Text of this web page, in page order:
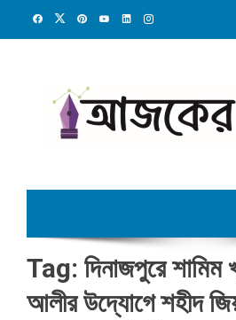
Tag: দিনাজপুরে শামিম
আলীর উদ্যোগে শহীদ